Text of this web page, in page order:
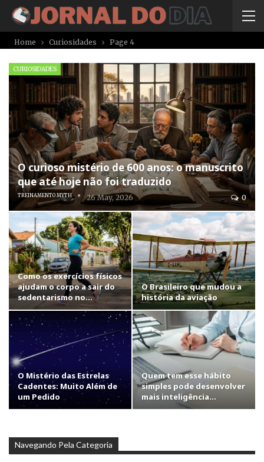
Home Curiosidades Page 4
CURIOSIDADES
O curioso mistério de 600 anos: o manuscrito
que até hoje não foi traduzido
TREINAMENTO MYTH 26 May, 2026 0
Como os exercícios físicos
ajudam o corpo a sair do
sedentarismo no…
O Brasileiro que mudou a
história da aviação
O Mistério das Estrelas
Cadentes: Muito Além de
um Pedido
Quem tem esse hábito
simples pode desenvolver
mais inteligência…
Navegando Pela Categoria